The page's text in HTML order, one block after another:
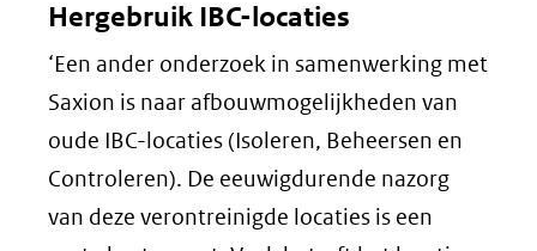
Hergebruik IBC-locaties
‘Een ander onderzoek in samenwerking met
Saxion is naar afbouwmogelijkheden van
oude IBC-locaties (Isoleren, Beheersen en
Controleren). De eeuwigdurende nazorg
van deze verontreinigde locaties is een